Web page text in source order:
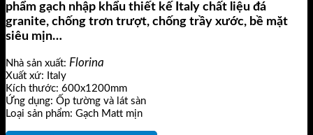
phẩm gạch nhập khẩu thiết kế Italy chất liệu đá
granite, chống trơn trượt, chống trầy xước, bề mặt
siêu mịn…
Nhà sản xuất: Florina
Xuất xứ: Italy
Kích thước: 600x1200mm
Ứng dụng: Ốp tường và lát sàn
Loại sản phẩm: Gạch Matt mịn